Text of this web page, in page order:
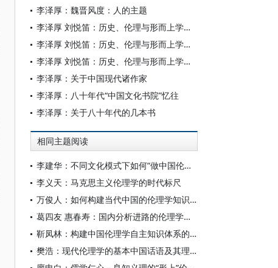
李泽厚：魏晋风度：人的主题
李泽厚 刘悦笛：历史、伦理与形而上学（下）
李泽厚 刘悦笛：历史、伦理与形而上学（中）
李泽厚 刘悦笛：历史、伦理与形而上学（上）
李泽厚：关于中国现代诸作家
李泽厚：八十年代“中国文化书院”忆往
李泽厚：关于八十年代的几本书
相同主题阅读
李建华：不同文化模式下如何“做中国伦理学”
李义天：马克思主义伦理学的时代标尺
万俊人：如何构建当代中国的伦理学知识体系？
葛四友 惠春寿：国内分析进路的伦理学发展概述
靳凤林：构建中国伦理学自主知识体系的多维考量
樊浩：现代伦理学的基本中国话语及其理论体系